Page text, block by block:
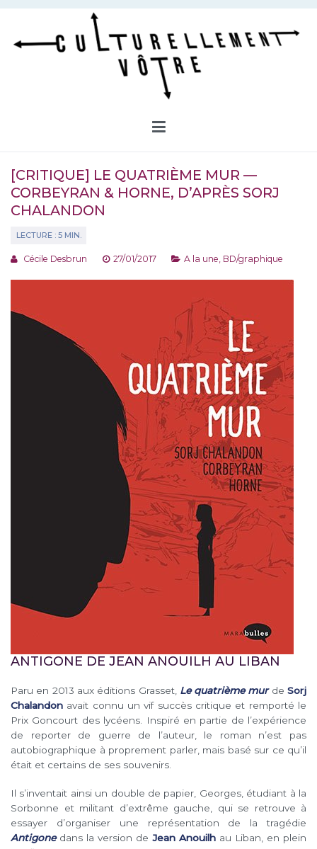
Aller
contenu
[CRITIQUE] LE QUATRIÈME MUR —
CORBEYRAN & HORNE, D’APRÈS SORJ
CHALANDON
Cécile Desbrun 27/01/2017 A la une BD/graphique
ANTIGONE DE JEAN ANOUILH AU LIBAN
Paru en 2013 aux éditions Grasset, Le quatrième murdeSorj
Chalandon avait connu un vif succès critique et remporté le
Prix Goncourt des lycéens. Inspiré en partie de l’expérience
de reporter de guerre de l’auteur, le roman n’est pas
autobiographique à proprement parler, mais basé sur ce qu’il
était et certains de ses souvenirs.
Il s’inventait ainsi un double de papier, Georges, étudiant à la
Sorbonne et militant d’extrême gauche, qui se retrouve à
essayer d’organiser une représentation de la tragédie
Antigonedans la version de Jean Anouilh au Liban, en plein